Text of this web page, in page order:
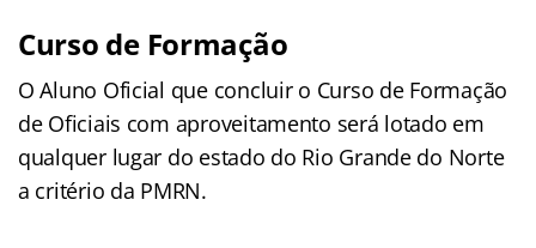
Curso de Formação
O Aluno Oficial que concluir o Curso de Formação
de Oficiais com aproveitamento será lotado em
qualquer lugar do estado do Rio Grande do Norte
a critério da PMRN.